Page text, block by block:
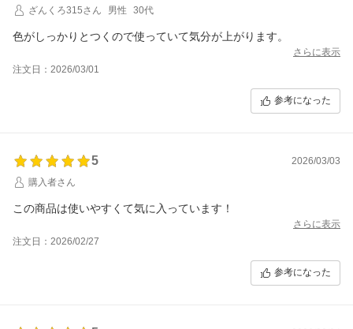
ざんくろ315さん 男性 30代
色がしっかりとつくので使っていて気分が上がります。
さらに表示
注文日：2026/03/01
参考になった
5
2026/03/03
購入者さん
この商品は使いやすくて気に入っています！
さらに表示
注文日：2026/02/27
参考になった